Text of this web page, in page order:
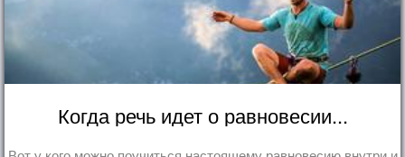
Когда речь идет о равновесии...